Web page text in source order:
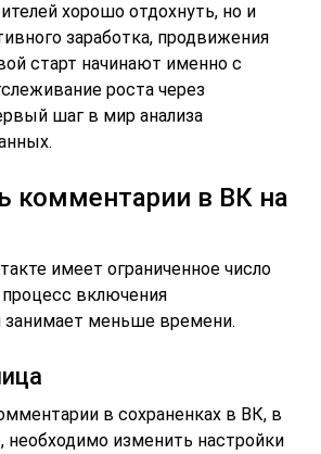
хорошо отдохнуть, но и
заработка, продвижения
старт начинают именно с
роста через
шаг в мир анализа
комментарии в ВК на
имеет ограниченное число
включения
меньше времени.
в сохраненках в ВК, в
необходимо изменить настройки